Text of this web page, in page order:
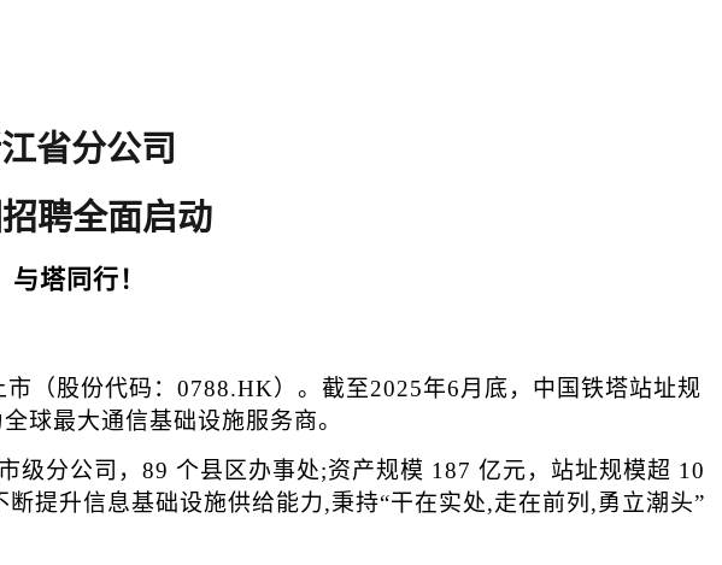
省分公司
聘全面启动
与塔同行！
（股份代码：0788.HK）。截至2025年6月底，中国铁塔站址规
球最大通信基础设施服务商。
级分公司，89 个县区办事处;资产规模 187 亿元，站址规模超 10
提升信息基础设施供给能力,秉持“干在实处,走在前列,勇立潮头”